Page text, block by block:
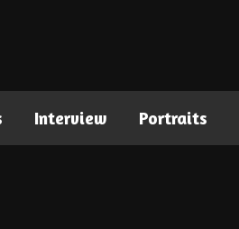
Interview Portraits